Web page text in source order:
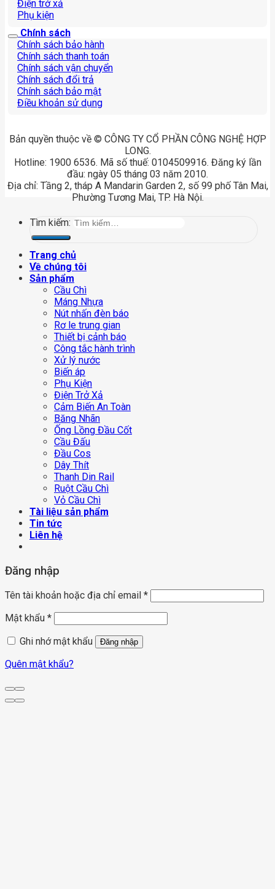
Điện trở xả
Phụ kiện
Chính sách
Chính sách bảo hành
Chính sách thanh toán
Chính sách vận chuyển
Chính sách đổi trả
Chính sách bảo mật
Điều khoản sử dụng
Bản quyền thuộc về © CÔNG TY CỔ PHẦN CÔNG NGHỆ HỢP
LONG.
Hotline: 1900 6536. Mã số thuế: 0104509916. Đăng ký lần
đầu: ngày 05 tháng 03 năm 2010.
Địa chỉ: Tầng 2, tháp A Mandarin Garden 2, số 99 phố Tân Mai,
Phường Tương Mai, TP. Hà Nội.
Tìm kiếm:
Trang chủ
Về chúng tôi
Sản phẩm
Cầu Chì
Máng Nhựa
Nút nhấn đèn báo
Rơ le trung gian
Thiết bị cảnh báo
Công tắc hành trình
Xử lý nước
Biến áp
Phụ Kiện
Điện Trở Xả
Cảm Biến An Toàn
Băng Nhãn
Ống Lồng Đầu Cốt
Cầu Đấu
Đầu Cos
Dây Thít
Thanh Din Rail
Ruột Cầu Chì
Vỏ Cầu Chì
Tài liệu sản phẩm
Tin tức
Liên hệ
Đăng nhập
Tên tài khoản hoặc địa chỉ email *
Mật khẩu *
Ghi nhớ mật khẩu
Đăng nhập
Quên mật khẩu?